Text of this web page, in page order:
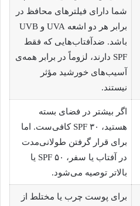
شما دارای فیلترهای محافظ در
برابر هر دو اشعه UVA و UVB
باشد. ضدآفتاب‌هایی که فقط
SPF دارند، لزوماً در برابر همه‌ی
آسیب‌های خورشید مؤثر
نیستند.
اگر بیشتر در فضای بسته
هستید، SPF ۳۰ کافی‌ست. اما
برای قرار گرفتن طولانی‌مدت
در آفتاب یا سفر، SPF ۵۰ یا
بالاتر توصیه می‌شود.
برای پوست چرب یا مختلط از